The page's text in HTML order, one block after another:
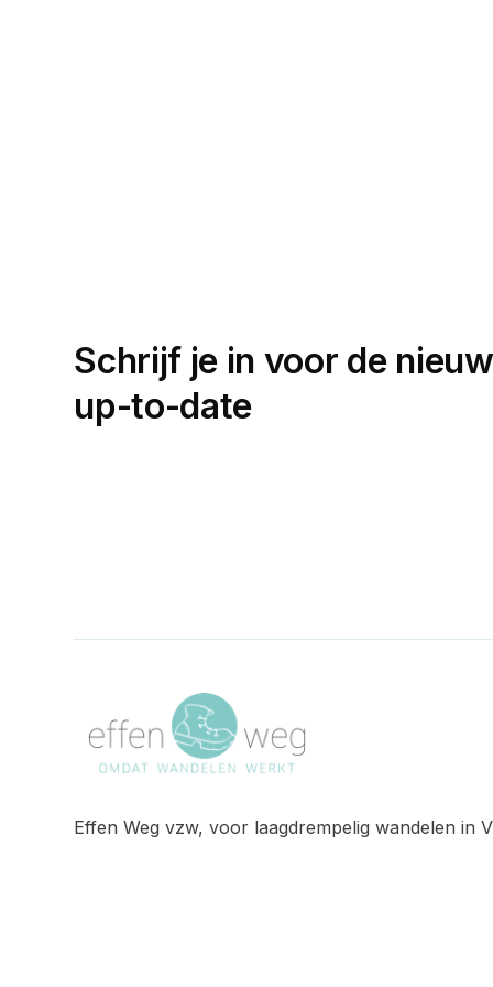
Schrijf je in voor de
up-to-date
Effen Weg vzw, voor laagdrempelig wandelen in